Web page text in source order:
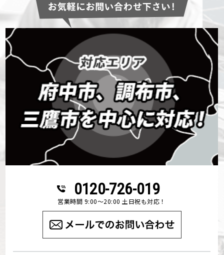
0120-726-019
営業時間 9:00～20:00 土日祝も対応！